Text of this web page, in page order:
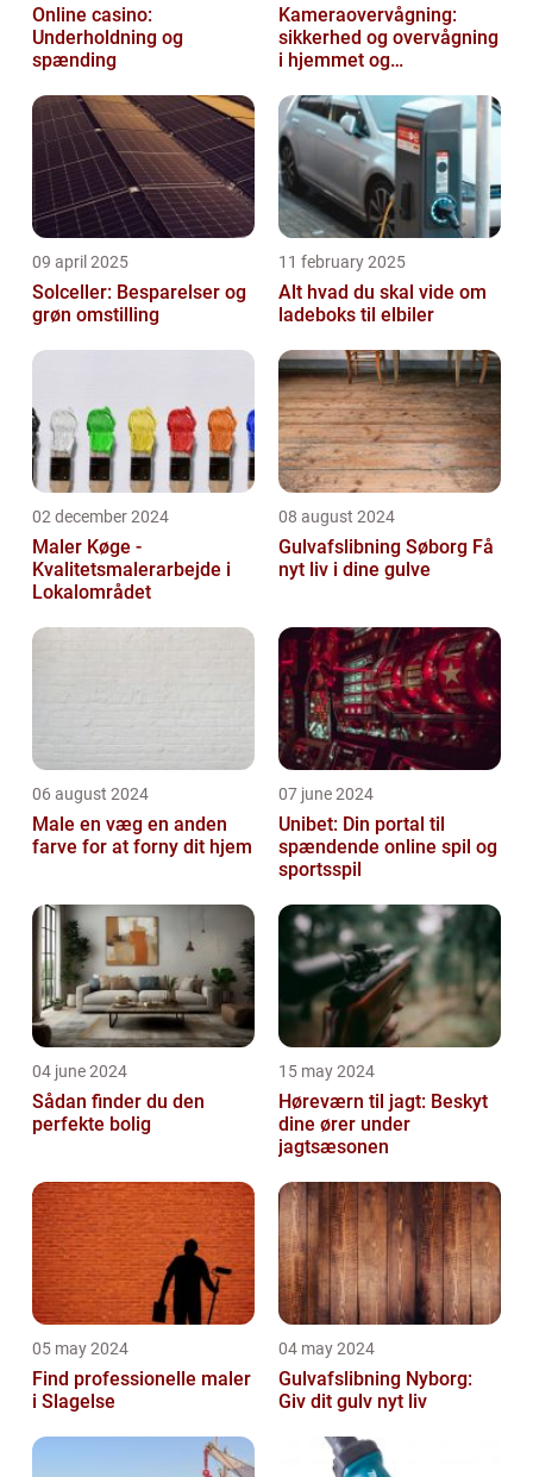
Online casino:
Underholdning og
spænding
Kameraovervågning:
sikkerhed og overvågning
i hjemmet og
09 april 2025
Solceller: Besparelser og
grøn omstilling
11 february 2025
Alt hvad du skal vide om
ladeboks til elbiler
02 december 2024
Maler Køge -
Kvalitetsmalerarbejde i
Lokalområdet
08 august 2024
Gulvafslibning Søborg Få
nyt liv i dine gulve
06 august 2024
Male en væg en anden
farve for at forny dit hjem
07 june 2024
Unibet: Din portal til
spændende online spil og
sportsspil
04 june 2024
Sådan finder du den
perfekte bolig
15 may 2024
Høreværn til jagt: Beskyt
dine ører under
jagtsæsonen
05 may 2024
Find professionelle maler
i Slagelse
04 may 2024
Gulvafslibning Nyborg:
Giv dit gulv nyt liv